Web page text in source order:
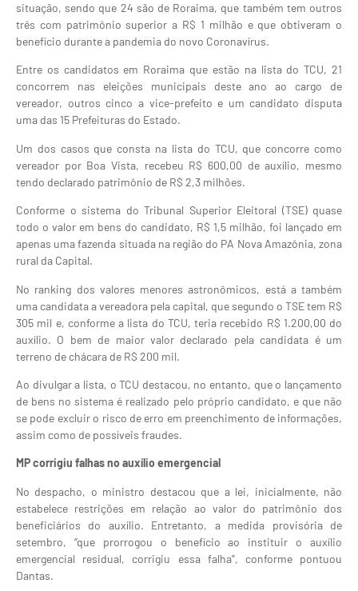
situação, sendo que 24 são de Roraima, que também tem outros
três com patrimônio superior a R$ 1 milhão e que obtiveram o
benefício durante a pandemia do novo Coronavírus.
Entre os candidatos em Roraima que estão na lista do TCU, 21
concorrem nas eleições municipais deste ano ao cargo de
vereador, outros cinco a vice-prefeito e um candidato disputa
uma das 15 Prefeituras do Estado.
Um dos casos que consta na lista do TCU, que concorre como
vereador por Boa Vista, recebeu R$ 600,00 de auxílio, mesmo
tendo declarado patrimônio de R$ 2,3 milhões.
Conforme o sistema do Tribunal Superior Eleitoral (TSE) quase
todo o valor em bens do candidato, R$ 1,5 milhão, foi lançado em
apenas uma fazenda situada na região do PA Nova Amazônia, zona
rural da Capital.
No ranking dos valores menores astronômicos, está a também
uma candidata a vereadora pela capital, que segundo o TSE tem R$
305 mil e, conforme a lista do TCU, teria recebido R$ 1.200,00 do
auxílio. O bem de maior valor declarado pela candidata é um
terreno de chácara de R$ 200 mil.
Ao divulgar a lista, o TCU destacou, no entanto, que o lançamento
de bens no sistema é realizado pelo próprio candidato, e que não
se pode excluir o risco de erro em preenchimento de informações,
assim como de possíveis fraudes.
MP corrigiu falhas no auxílio emergencial
No despacho, o ministro destacou que a lei, inicialmente, não
estabelece restrições em relação ao valor do patrimônio dos
beneficiários do auxílio. Entretanto, a medida provisória de
setembro, “que prorrogou o benefício ao instituir o auxílio
emergencial residual, corrigiu essa falha”, conforme pontuou
Dantas.